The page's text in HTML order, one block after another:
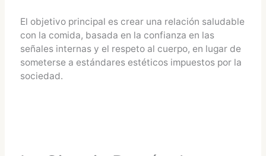
El objetivo principal es crear una relación saludable
con la comida, basada en la confianza en las
señales internas y el respeto al cuerpo, en lugar de
someterse a estándares estéticos impuestos por la
sociedad.